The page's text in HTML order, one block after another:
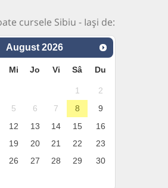
cursele Sibiu - Iași de:
August 2026
Mi Jo Vi Sâ Du
1
2
5 6 7 8
9
12 13 14 15
16
19 20 21 22
23
26 27 28 29
30